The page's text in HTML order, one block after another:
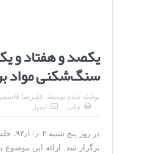
یکصد و هفتاد و
سنگ‌شکنی مواد
نوشته شده توسط: علیرضا
چاپ
ایمیل
برگزار شد. ارائه این